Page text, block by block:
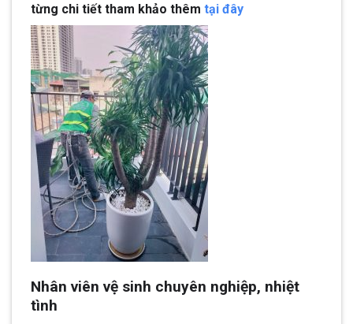
từng chi tiết tham khảo thêm tại đây
Nhân viên vệ sinh chuyên nghiệp, nhiệt
tình